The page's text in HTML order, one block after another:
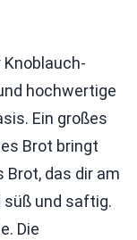
hochwertige
Ein großes
Brot bringt
Brot, das dir am
und saftig.
Die